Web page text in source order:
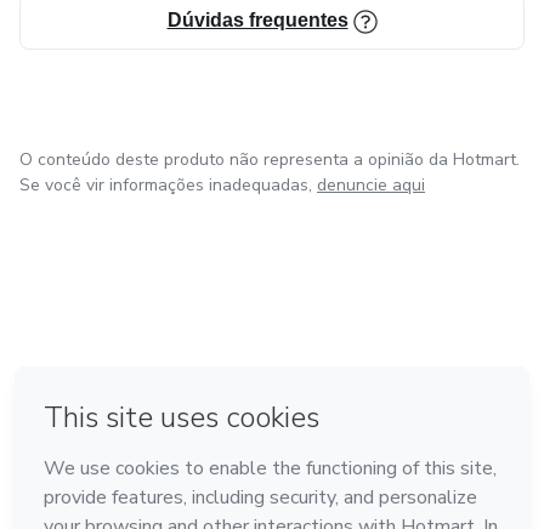
Dúvidas frequentes
O conteúdo deste produto não representa a opinião da Hotmart.
Se você vir informações inadequadas, denuncie aqui
Feito com ❤ na Cidade do México